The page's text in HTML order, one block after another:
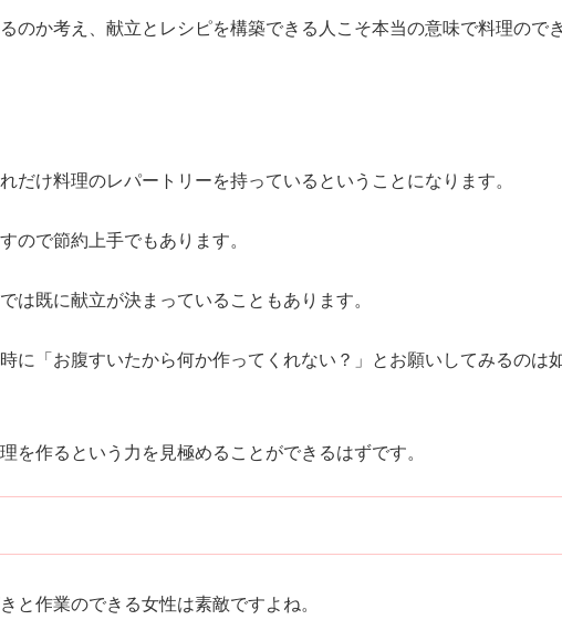
のか考え、献立とレシピを構築できる人こそ本当の意味で料理ので
だけ料理のレパートリーを持っているということになります。
ので節約上手でもあります。
は既に献立が決まっていることもあります。
に「お腹すいたから何か作ってくれない？」とお願いしてみるのは
を作るという力を見極めることができるはずです。
と作業のできる女性は素敵ですよね。